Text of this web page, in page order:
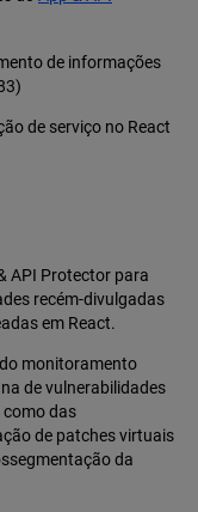
de informações
de serviço no React
API Protector para
recém-divulgadas
em React.
monitoramento
de vulnerabilidades
como das
de patches virtuais
da